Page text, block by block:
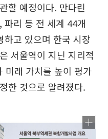
할 예정이다. 만다린
파리 등 전 세계 44개
하고 있으며 한국 시장
서울역이 지닌 지리적
미래 가치를 높이 평가
한 것으로 알려졌다.